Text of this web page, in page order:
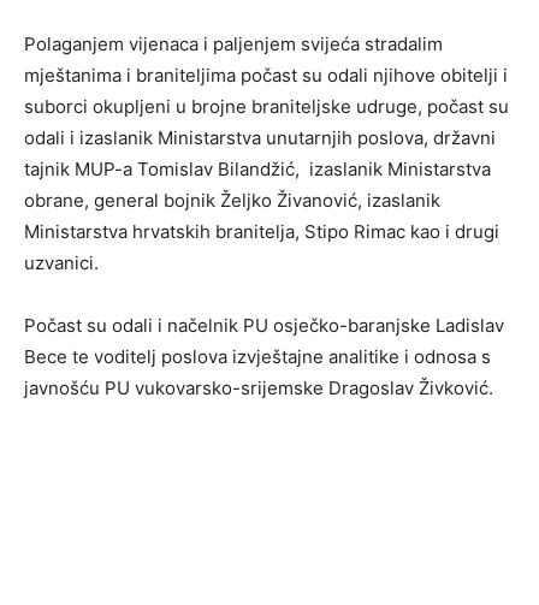
Polaganjem vijenaca i paljenjem svijeća stradalim
mještanima i braniteljima počast su odali njihove obitelji i
suborci okupljeni u brojne braniteljske udruge, počast su
odali i izaslanik Ministarstva unutarnjih poslova, državni
tajnik MUP-a Tomislav Bilandžić, izaslanik Ministarstva
obrane, general bojnik Željko Živanović, izaslanik
Ministarstva hrvatskih branitelja, Stipo Rimac kao i drugi
uzvanici.
Počast su odali i načelnik PU osječko-baranjske Ladislav
Bece te voditelj poslova izvještajne analitike i odnosa s
javnošću PU vukovarsko-srijemske Dragoslav Živković.